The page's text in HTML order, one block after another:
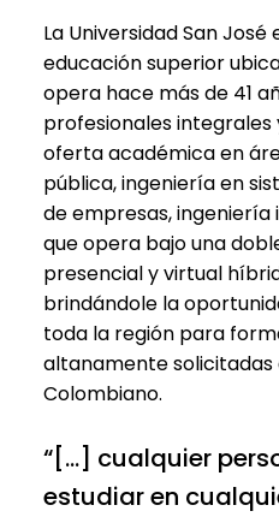
La Universidad San
educación superior
opera hace más de 41
profesionales
oferta académica en
pública, ingeniería en
de empresas,
que opera bajo una
presencial y virtual
brindándole la
toda la región para
altanamente
Colombiano.
“[…] cualquier
estudiar en